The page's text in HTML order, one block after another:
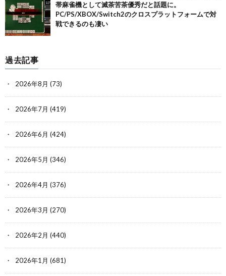
帯麻雀機として滅茶苦茶優秀だと話題に。
PC/PS/XBOX/Switch2のクロスプラットフォームで対
戦できるのも凄い
過去記事
2026年8月 (73)
2026年7月 (419)
2026年6月 (424)
2026年5月 (346)
2026年4月 (376)
2026年3月 (270)
2026年2月 (440)
2026年1月 (681)